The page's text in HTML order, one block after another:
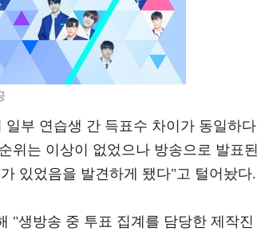
부 연습생 간 득표수 차이가 동일하다
위는 이상이 없었으나 방송으로 발표된
있었음을 발견하게 됐다"고 털어놨다.
"생방송 중 투표 집계를 담당한 제작진